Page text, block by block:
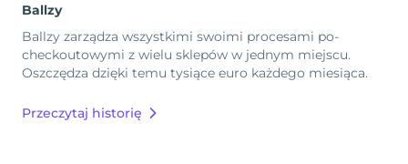
Ballzy
Ballzy zarządza wszystkimi swoimi procesami po-
checkoutowymi z wielu sklepów w jednym miejscu.
Oszczędza dzięki temu tysiące euro każdego miesiąca.
Przeczytaj historię